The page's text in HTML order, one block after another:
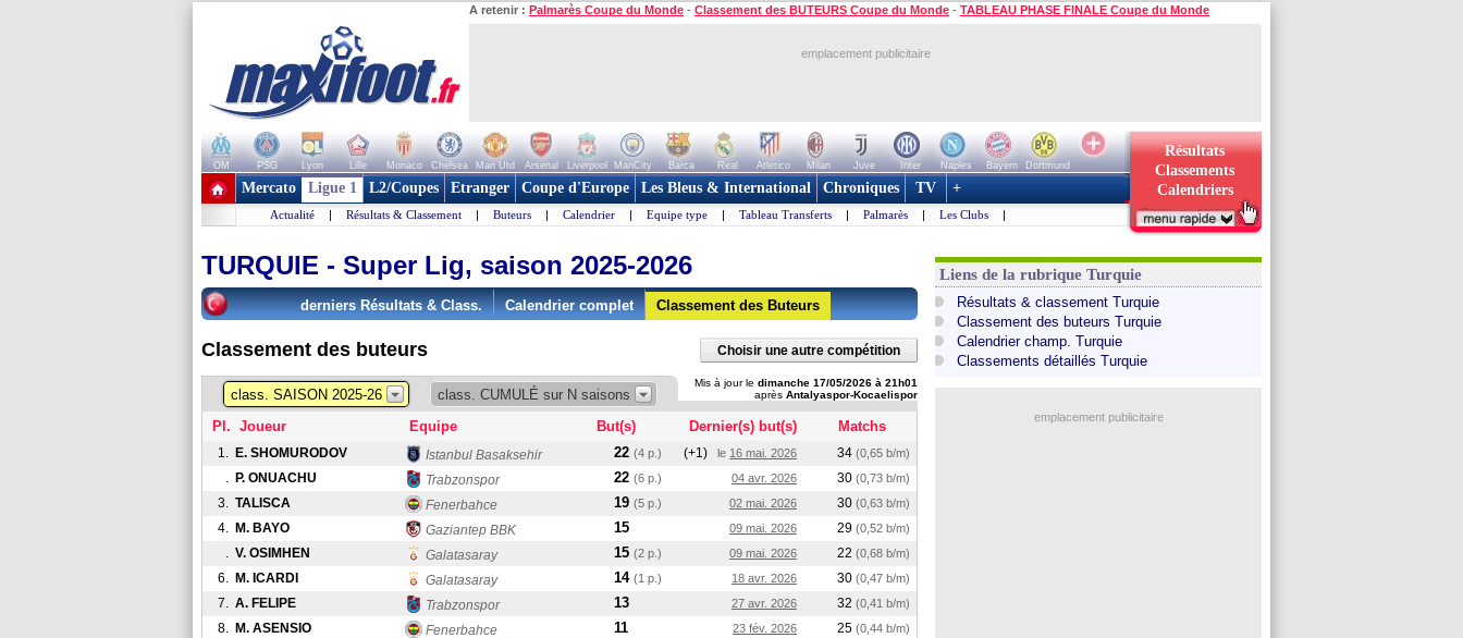
A retenir : Palmarès Coupe du Monde - Classement des BUTEURS Coupe du Monde - TABLEAU PHASE FINALE Coupe du Monde
emplacement publicitaire
OM PSG Lyon Lille Monaco Chelsea Man Utd Arsenal Liverpool ManCity Barca Real Atletico Milan Juve Inter Naples Bayern
Dortmund
+ de clubs
Résultats
Classements
Calendriers
Mercato Ligue 1 L2/Coupes Etranger Coupe d'Europe Les Bleus & International Chroniques TV +
Actualité | Résultats & Classement | Buteurs | Calendrier | Equipe type | Tableau Transferts | Palmarès | Les Clubs |
TURQUIE - Super Lig, saison 2025-2026
derniers Résultats & Class. Calendrier complet Classement des Buteurs
Classement des buteurs Choisir une autre compétition
class. SAISON 2025-26 class. CUMULÉ sur N saisons
Mis à jour le dimanche 17/05/2026 à 21h01
après Antalyaspor-Kocaelispor
Pl. Joueur Equipe But(s) Dernier(s) but(s) Matchs
1. E. SHOMURODOV Istanbul Basaksehir 22 (4 p.) (+1) le 16 mai. 2026 34 (0,65 b/m)
. P. ONUACHU Trabzonspor 22 (6 p.) 04 avr. 2026 30 (0,73 b/m)
3. TALISCA Fenerbahce 19 (5 p.) 02 mai. 2026 30 (0,63 b/m)
4. M. BAYO Gaziantep BBK 15 09 mai. 2026 29 (0,52 b/m)
. V. OSIMHEN Galatasaray 15 (2 p.) 09 mai. 2026 22 (0,68 b/m)
6. M. ICARDI Galatasaray 14 (1 p.) 18 avr. 2026 30 (0,47 b/m)
7. A. FELIPE Trabzonspor 13 27 avr. 2026 32 (0,41 b/m)
8. M. ASENSIO Fenerbahce 11 23 fév. 2026 25 (0,44 b/m)
Liens de la rubrique Turquie
Résultats & classement Turquie
Classement des buteurs Turquie
Calendrier champ. Turquie
Classements détaillés Turquie
emplacement publicitaire